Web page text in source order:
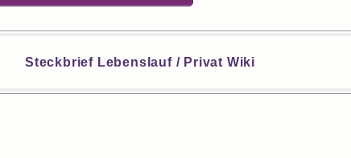
Steckbrief Lebenslauf / Privat Wiki